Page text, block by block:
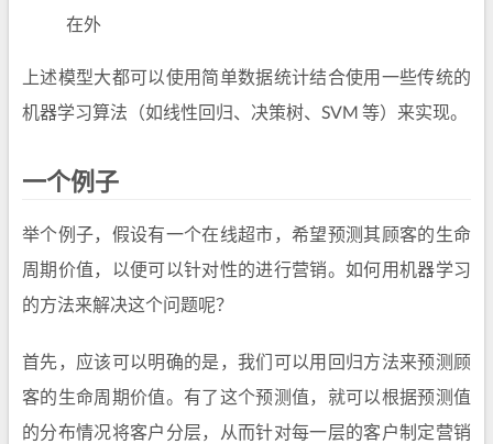
在外
上述模型大都可以使用简单数据统计结合使用一些传统的
机器学习算法（如线性回归、决策树、SVM 等）来实现。
一个例子
举个例子，假设有一个在线超市，希望预测其顾客的生命
周期价值，以便可以针对性的进行营销。如何用机器学习
的方法来解决这个问题呢？
首先，应该可以明确的是，我们可以用回归方法来预测顾
客的生命周期价值。有了这个预测值，就可以根据预测值
的分布情况将客户分层，从而针对每一层的客户制定营销